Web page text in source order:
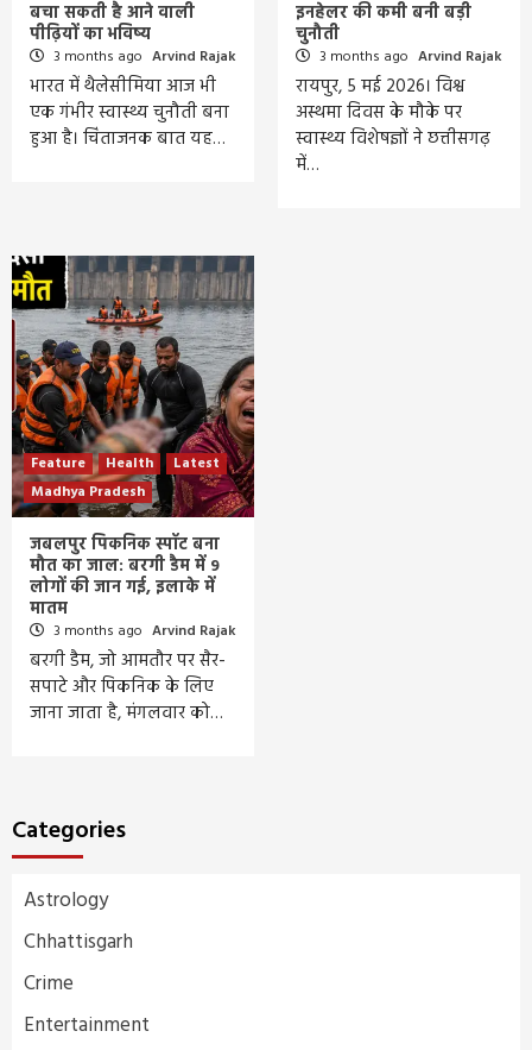
बचा सकती है आने वाली
पीढ़ियों का भविष्य
3 months ago Arvind Rajak
भारत में थैलेसीमिया आज भी
एक गंभीर स्वास्थ्य चुनौती बना
हुआ है। चिंताजनक बात यह…
इनहेलर की कमी बनी बड़ी
चुनौती
3 months ago Arvind Rajak
रायपुर, 5 मई 2026। विश्व
अस्थमा दिवस के मौके पर
स्वास्थ्य विशेषज्ञों ने छत्तीसगढ़
में…
Feature Health
Latest
Madhya Pradesh
जबलपुर पिकनिक स्पॉट बना
मौत का जाल: बरगी डैम में 9
लोगों की जान गई, इलाके में
मातम
3 months ago Arvind Rajak
बरगी डैम, जो आमतौर पर सैर-
सपाटे और पिकनिक के लिए
जाना जाता है, मंगलवार को…
Categories
Astrology
Chhattisgarh
Crime
Entertainment